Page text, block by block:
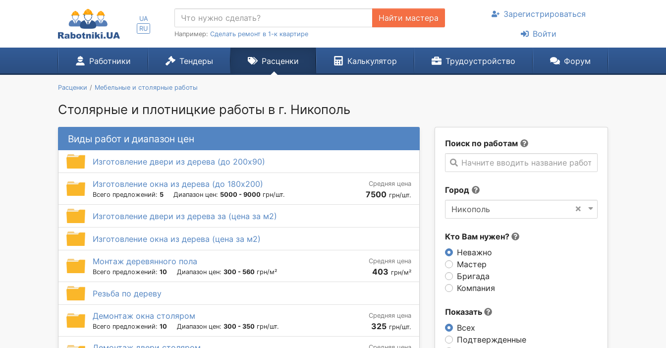
UA
RU
Найти мастера
Например: Сделать ремонт в 1-к квартире
Зарегистрироваться
Войти
Работники Тендеры Расценки Калькулятор Трудоустройство Форум
Расценки Мебельные и столярные работы
Столярные и плотницкие работы в г. Никополь
Поиск по работам
Начните вводить название работы
Город
×
Никополь
Кто Вам нужен?
Неважно
Мастер
Бригада
Компания
Показать
Всех
Подтвержденные
Виды работ и диапазон цен
Изготовление двери из дерева (до 200х90)
Изготовление окна из дерева (до 180х200)
Всего предложений: 5 Диапазон цен: 5000 - 9000 грн/шт.
Средняя цена
7500 грн/шт.
Изготовление двери из дерева за (цена за м2)
Изготовление окна из дерева (цена за м2)
Монтаж деревянного пола
Всего предложений: 10 Диапазон цен: 300 - 560 грн/м²
Средняя цена
403 грн/м²
Резьба по дереву
Демонтаж окна столяром
Всего предложений: 10 Диапазон цен: 300 - 350 грн/шт.
Средняя цена
325 грн/шт.